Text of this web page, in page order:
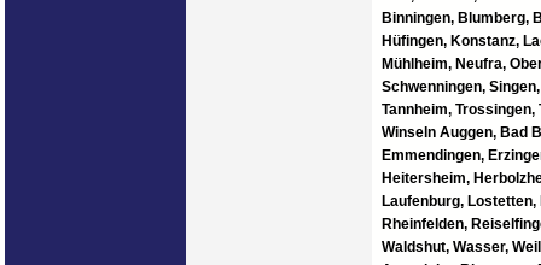
Binningen, Blumberg,
Hüfingen, Konstanz,
Mühlheim, Neufra,
Schwenningen,
Tannheim,
Winseln Auggen, Bad
Emmendingen,
Heitersheim,
Laufenburg,
Rheinfelden,
Waldshut, Wasser,